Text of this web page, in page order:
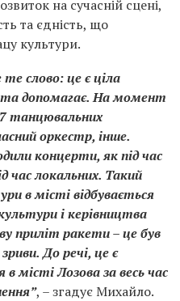
на сучасній сцені,
та єдність, що
культури.
слово: це є ціла
та допомагає. На момент
танцювальних
оркестр, інше.
концерти, як під час
час локальних. Такий
в місті відбувається
і керівництва
приліт ракети – це був
До речі, це є
місті Лозова за весь час
, – згадує Михайло.